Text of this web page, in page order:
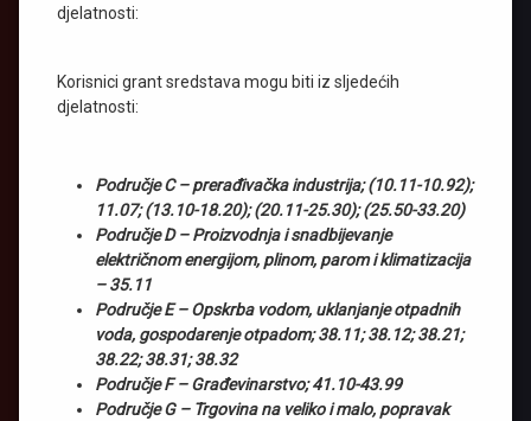
djelatnosti:
Korisnici grant sredstava mogu biti iz sljedećih
djelatnosti:
Područje C – prerađivačka industrija; (10.11-10.92);
11.07; (13.10-18.20); (20.11-25.30); (25.50-33.20)
Područje D – Proizvodnja i snadbijevanje
električnom energijom, plinom, parom i klimatizacija
– 35.11
Područje E – Opskrba vodom, uklanjanje otpadnih
voda, gospodarenje otpadom; 38.11; 38.12; 38.21;
38.22; 38.31; 38.32
Područje F – Građevinarstvo; 41.10-43.99
Područje G – Trgovina na veliko i malo, popravak